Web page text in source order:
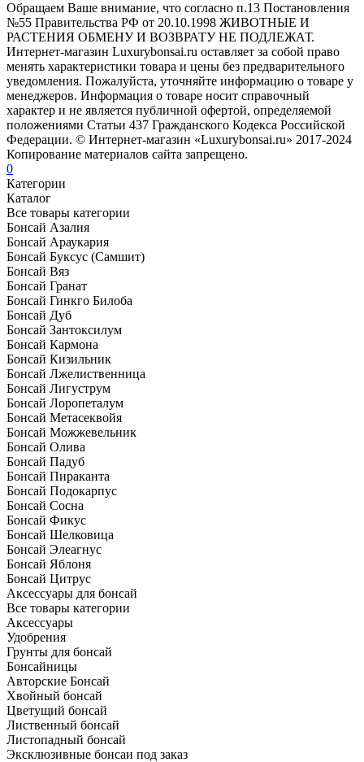
Обращаем Ваше внимание, что согласно п.13 Постановления
№55 Правительства РФ от 20.10.1998 ЖИВОТНЫЕ И
РАСТЕНИЯ ОБМЕНУ И ВОЗВРАТУ НЕ ПОДЛЕЖАТ.
Интернет-магазин Luxurybonsai.ru оставляет за собой право
менять характеристики товара и цены без предварительного
уведомления. Пожалуйста, уточняйте информацию о товаре у
менеджеров. Информация о товаре носит справочный
характер и не является публичной офертой, определяемой
положениями Статьи 437 Гражданского Кодекса Российской
Федерации. © Интернет-магазин «Luxurybonsai.ru» 2017-2024
Копирование материалов сайта запрещено.
0
Категории
Каталог
Все товары категории
Бонсай Азалия
Бонсай Араукария
Бонсай Буксус (Самшит)
Бонсай Вяз
Бонсай Гранат
Бонсай Гинкго Билоба
Бонсай Дуб
Бонсай Зантоксилум
Бонсай Кармона
Бонсай Кизильник
Бонсай Лжелиственница
Бонсай Лигуструм
Бонсай Лоропеталум
Бонсай Метасеквойя
Бонсай Можжевельник
Бонсай Олива
Бонсай Падуб
Бонсай Пираканта
Бонсай Подокарпус
Бонсай Сосна
Бонсай Фикус
Бонсай Шелковица
Бонсай Элеагнус
Бонсай Яблоня
Бонсай Цитрус
Аксессуары для бонсай
Все товары категории
Аксессуары
Удобрения
Грунты для бонсай
Бонсайницы
Авторские Бонсай
Хвойный бонсай
Цветущий бонсай
Лиственный бонсай
Листопадный бонсай
Эксклюзивные бонсаи под заказ